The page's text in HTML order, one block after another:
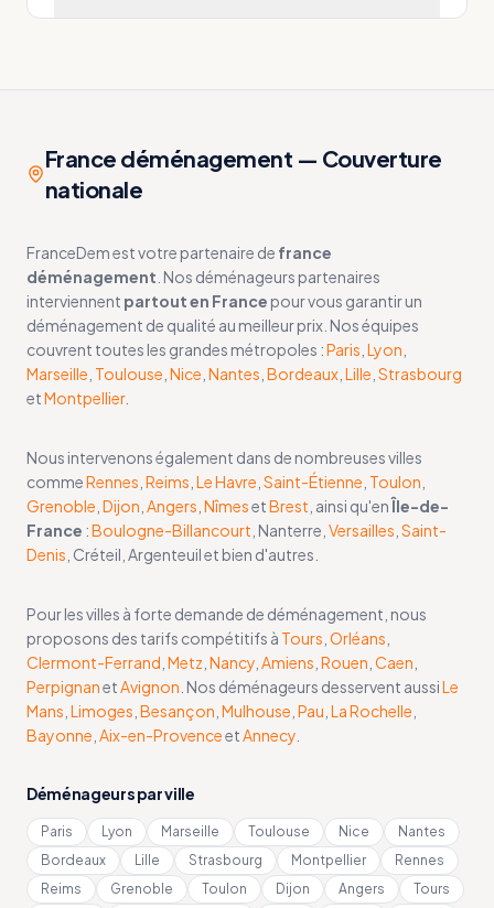
France déménagement — Couverture
nationale
FranceDem est votre partenaire de france
déménagement . Nos déménageurs partenaires
interviennent partout en France pour vous garantir un
déménagement de qualité au meilleur prix. Nos équipes
couvrent toutes les grandes métropoles :Paris Lyon
Marseille Toulouse Nice Nantes Bordeaux Lille Strasbourg
etMontpellier.
Nous intervenons également dans de nombreuses villes
commeRennes Reims Le Havre Saint-Étienne Toulon
Grenoble Dijon Angers NîmesetBrest , ainsi qu'enÎle-de-
France :Boulogne-Billancourt , Nanterre, Versailles Saint-
Denis , Créteil, Argenteuil et bien d'autres.
Pour les villes à forte demande de déménagement, nous
proposons des tarifs compétitifs à Tours Orléans
Clermont-Ferrand Metz Nancy Amiens Rouen Caen
PerpignanetAvignon . Nos déménageurs desservent aussiLe
Mans Limoges Besançon Mulhouse Pau La Rochelle
Bayonne Aix-en-ProvenceetAnnecy
Déménageurs par ville
Paris Lyon Marseille Toulouse Nice
Nantes
Bordeaux
Lille Strasbourg Montpellier
Rennes
Reims
Grenoble Toulon Dijon Angers
Tours